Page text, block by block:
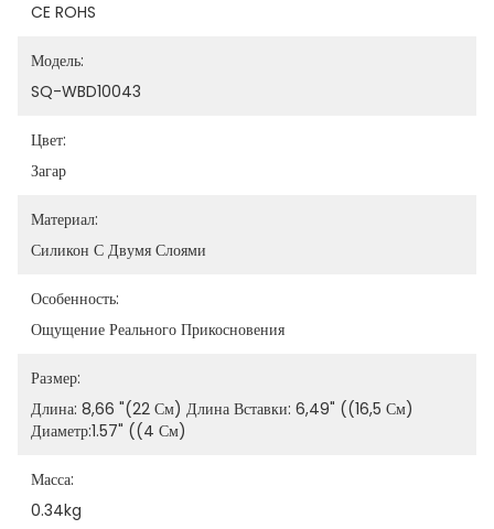
CE ROHS
Модель:
SQ-WBD10043
Цвет:
Загар
Материал:
Силикон С Двумя Слоями
Особенность:
Ощущение Реального Прикосновения
Размер:
Длина: 8,66 "(22 См) Длина Вставки: 6,49" ((16,5 См)
Диаметр:1.57" ((4 См)
Масса:
0.34kg